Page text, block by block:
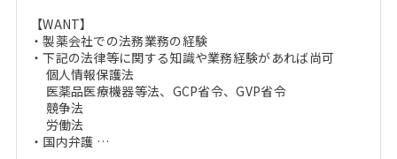
【WANT】
・製薬会社での法務業務の経験
・下記の法律等に関する知識や業務経験があれば尚可
個人情報保護法
医薬品医療機器等法、GCP省令、GVP省令
競争法
労働法
・国内弁護 …